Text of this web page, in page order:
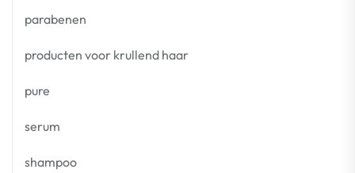
parabenen
producten voor krullend haar
pure
serum
shampoo